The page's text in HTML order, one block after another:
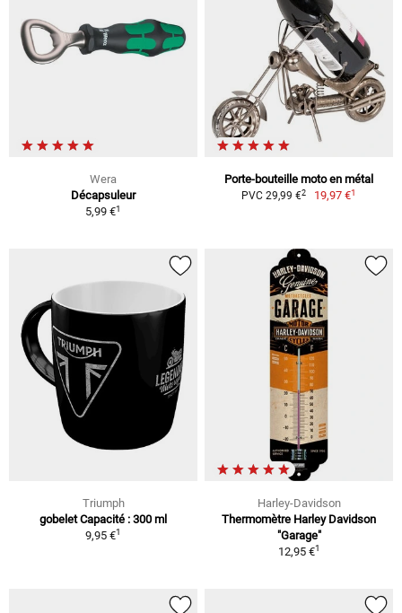
Wera
Décapsuleur
5,99 €1
Porte-bouteille moto en métal
PVC 29,99 €2 19,97 €1
Triumph
gobelet Capacité : 300 ml
9,95 €1
Harley-Davidson
Thermomètre Harley Davidson
"Garage"
12,95 €1